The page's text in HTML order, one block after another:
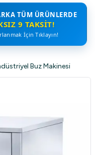
TÜM ÜRÜNLERDE
9 TAKSIT!
İçin Tıklayın!
Buz Makinesi